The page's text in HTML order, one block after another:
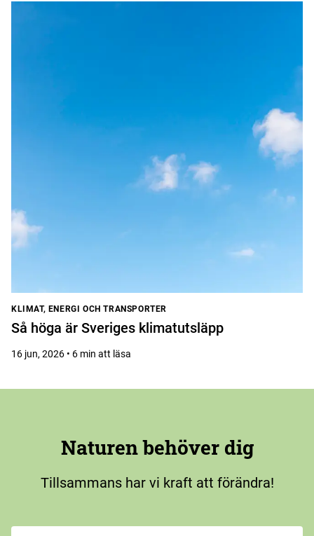
KLIMAT, ENERGI OCH TRANSPORTER
Så höga är Sveriges klimatutsläpp
16 jun, 2026 • 6 min att läsa
Naturen behöver dig
Tillsammans har vi kraft att förändra!